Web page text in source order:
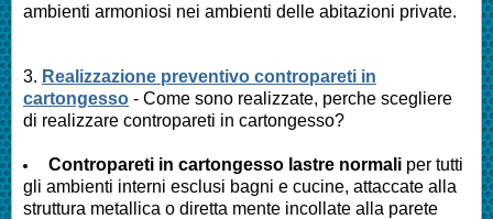
ambienti armoniosi nei ambienti delle abitazioni private.
3. Realizzazione preventivo contropareti in
cartongesso - Come sono realizzate, perche scegliere
di realizzare contropareti in cartongesso?
Contropareti in cartongesso lastre normali per tutti
gli ambienti interni esclusi bagni e cucine, attaccate alla
struttura metallica o diretta mente incollate alla parete